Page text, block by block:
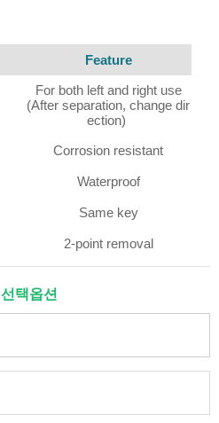
Feature
For both left and right use
(After separation, change dir
ection)
Corrosion resistant
Waterproof
Same key
2-point removal
선택옵션